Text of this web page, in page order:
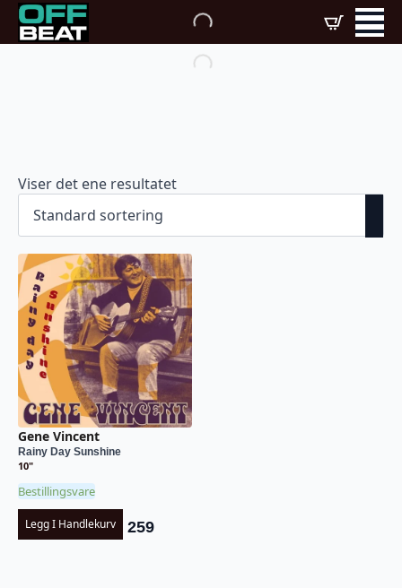
Viser det ene resultatet
Gene Vincent
Rainy Day Sunshine
10"
Bestillingsvare
Legg I Handlekurv 259